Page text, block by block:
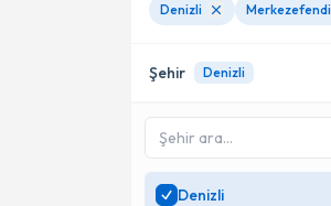
Denizli
Merkezefendi
Şehir Denizli
Denizli